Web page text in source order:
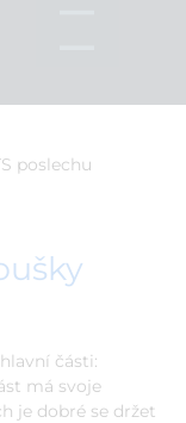
poslechu
části:
má svoje
je dobré se držet